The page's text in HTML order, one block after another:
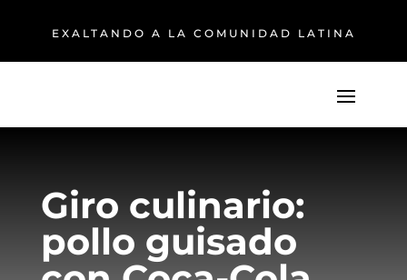
EXALTANDO A LA COMUNIDAD LATINA
Giro culinario:
pollo guisado